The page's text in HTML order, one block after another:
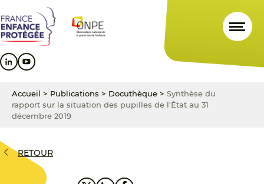
au
contenu
principal
au
menu
principal
au
pied
de
Accueil > Publications > Docuthèque > Synthèse du
rapport sur la situation des pupilles de l'État au 31
décembre 2019
RETOUR